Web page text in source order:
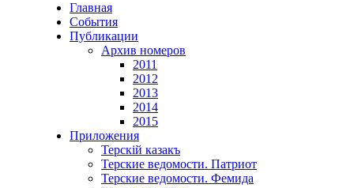
Главная
События
Публикации
Архив номеров
2011
2012
2013
2014
2015
Приложения
Терскiй казакъ
Терские ведомости. Патриот
Терские ведомости. Фемида